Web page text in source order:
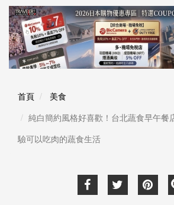
首頁
美食
純白簡約風格好喜歡！台北蔬食早午餐
驗可以吃肉的蔬食生活